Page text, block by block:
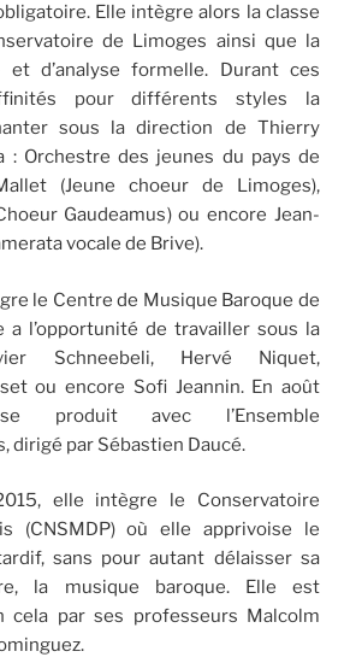
Elle intègre alors la classe
de Limoges ainsi que la
et d’analyse formelle. Durant ces
pour différents styles la
sous la direction de Thierry
: Orchestre des jeunes du pays de
(Jeune choeur de Limoges),
Gaudeamus) ou encore Jean-
vocale de Brive).
le Centre de Musique Baroque de
a l’opportunité de travailler sous la
Schneebeli, Hervé Niquet,
ou encore Sofi Jeannin. En août
produit avec l’Ensemble
dirigé par Sébastien Daucé.
elle intègre le Conservatoire
(CNSMDP) où elle apprivoise le
sans pour autant délaisser sa
la musique baroque. Elle est
cela par ses professeurs Malcolm